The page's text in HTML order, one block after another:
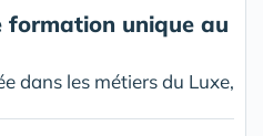
formation unique au
dans les métiers du Luxe,